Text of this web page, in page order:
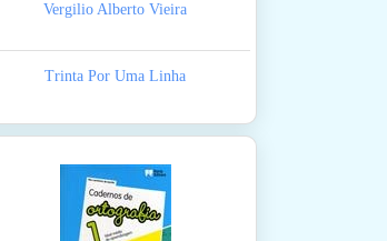
Vergilio Alberto Vieira
Trinta Por Uma Linha